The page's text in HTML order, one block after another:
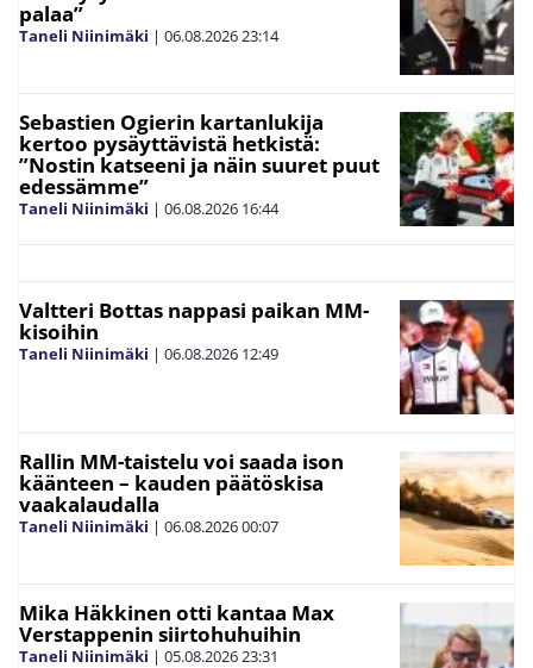
palaa”
Taneli Niinimäki | 06.08.202623:14
Sebastien Ogierin kartanlukija
kertoo pysäyttävistä hetkistä:
”Nostin katseeni ja näin suuret puut
edessämme”
Taneli Niinimäki | 06.08.2026 16:44
Valtteri Bottas nappasi paikan MM-
kisoihin
Taneli Niinimäki | 06.08.2026 12:49
Rallin MM-taistelu voi saada ison
käänteen – kauden päätöskisa
vaakalaudalla
Taneli Niinimäki | 06.08.202600:07
Mika Häkkinen otti kantaa Max
Verstappenin siirtohuhuihin
Taneli Niinimäki | 05.08.202623:31